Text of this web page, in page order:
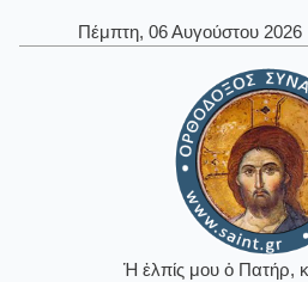
Πέμπτη, 06 Αυγούστου 2026
Ἡ ἐλπίς μου ὁ Πατήρ,